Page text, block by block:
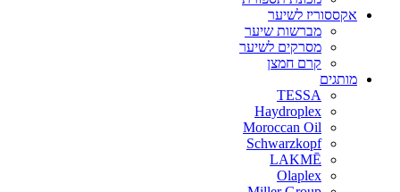
אקססוריז לשיער
מברשות שיער
מסרקים לשיער
קרם חמצן
מותגים
TESSA
Haydroplex
Moroccan Oil
Schwarzkopf
LAKMĒ
Olaplex